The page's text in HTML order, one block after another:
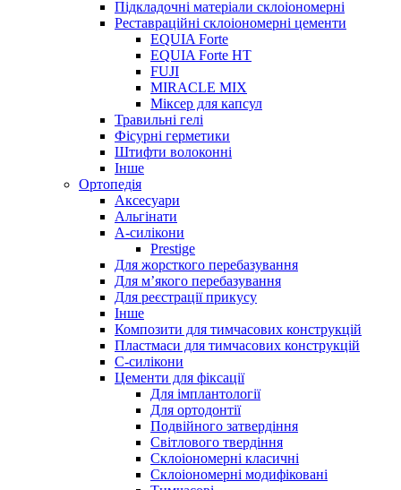
Підкладочні матеріали склоіономерні
Реставраційні склоіономерні цементи
EQUIA Forte
EQUIA Forte HT
FUJI
MIRACLE MIX
Міксер для капсул
Травильні гелі
Фісурні герметики
Штифти волоконні
Інше
Ортопедія
Аксесуари
Альгінати
А-силікони
Prestige
Для жорсткого перебазування
Для м’якого перебазування
Для реєстрації прикусу
Інше
Композити для тимчасових конструкцій
Пластмаси для тимчасових конструкцій
С-силікони
Цементи для фіксації
Для імплантології
Для ортодонтії
Подвійного затвердіння
Світлового твердіння
Склоіономерні класичні
Склоіономерні модифіковані